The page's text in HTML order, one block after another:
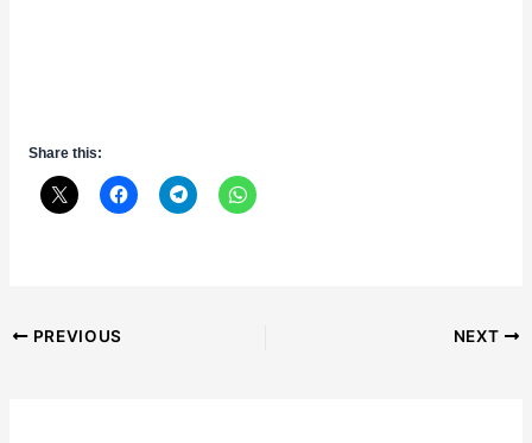
Share this:
Post
PREVIOUS NEXT